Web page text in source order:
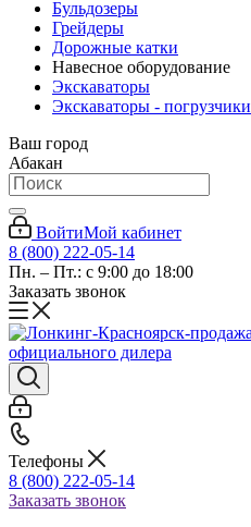
Бульдозеры
Грейдеры
Дорожные катки
Навесное оборудование
Экскаваторы
Экскаваторы - погрузчики
Ваш город
Абакан
ВойтиМой кабинет
8 (800) 222-05-14
Пн. – Пт.: с 9:00 до 18:00
Заказать звонок
Телефоны
8 (800) 222-05-14
Заказать звонок